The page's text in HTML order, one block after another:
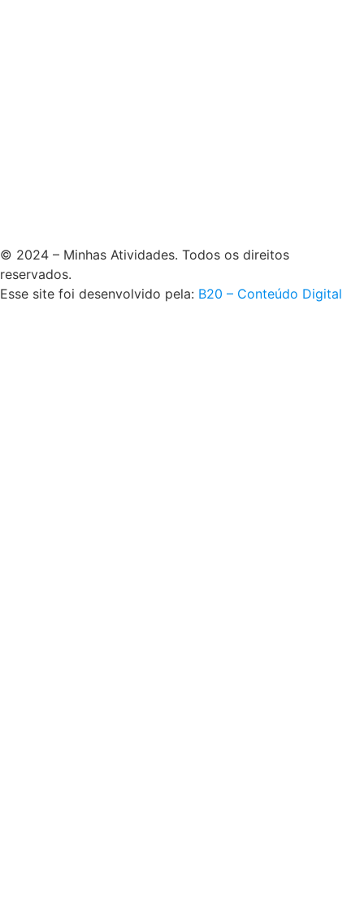
© 2024 – Minhas Atividades. Todos os direitos
reservados.
Esse site foi desenvolvido pela: B20 – Conteúdo Digital